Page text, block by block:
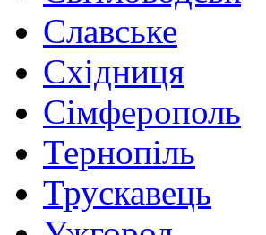
Славське
Східниця
Сімферополь
Тернопіль
Трускавець